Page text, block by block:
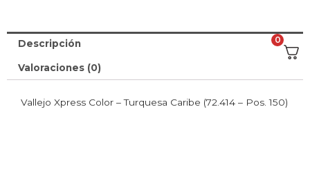
Descripción
Valoraciones (0)
Vallejo Xpress Color – Turquesa Caribe (72.414 – Pos. 150)
0